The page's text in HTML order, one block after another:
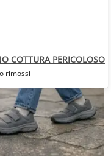
COTTURA PERICOLOSO
rimossi